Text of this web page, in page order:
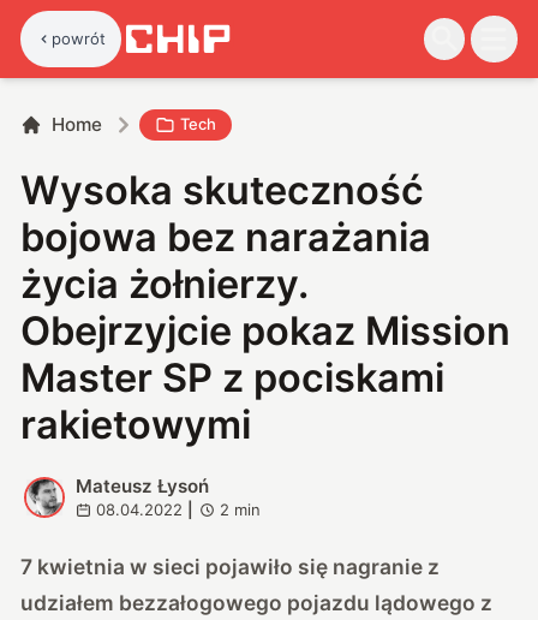
powrót
Home Tech
Wysoka skuteczność
bojowa bez narażania
życia żołnierzy.
Obejrzyjcie pokaz Mission
Master SP z pociskami
rakietowymi
M
Mateusz Łysoń
08.04.2022 2 min
7 kwietnia w sieci pojawiło się nagranie z
udziałem bezzałogowego pojazdu lądowego z